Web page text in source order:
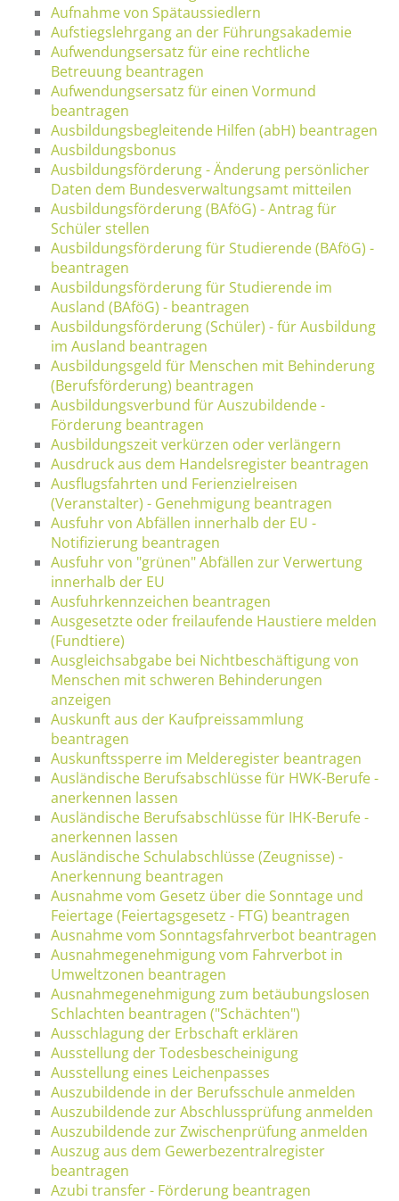
Aufnahme von Spätaussiedlern
Aufstiegslehrgang an der Führungsakademie
Aufwendungsersatz für eine rechtliche
Betreuung beantragen
Aufwendungsersatz für einen Vormund
beantragen
Ausbildungsbegleitende Hilfen (abH) beantragen
Ausbildungsbonus
Ausbildungsförderung - Änderung persönlicher
Daten dem Bundesverwaltungsamt mitteilen
Ausbildungsförderung (BAföG) - Antrag für
Schüler stellen
Ausbildungsförderung für Studierende (BAföG) -
beantragen
Ausbildungsförderung für Studierende im
Ausland (BAföG) - beantragen
Ausbildungsförderung (Schüler) - für Ausbildung
im Ausland beantragen
Ausbildungsgeld für Menschen mit Behinderung
(Berufsförderung) beantragen
Ausbildungsverbund für Auszubildende -
Förderung beantragen
Ausbildungszeit verkürzen oder verlängern
Ausdruck aus dem Handelsregister beantragen
Ausflugsfahrten und Ferienzielreisen
(Veranstalter) - Genehmigung beantragen
Ausfuhr von Abfällen innerhalb der EU -
Notifizierung beantragen
Ausfuhr von "grünen" Abfällen zur Verwertung
innerhalb der EU
Ausfuhrkennzeichen beantragen
Ausgesetzte oder freilaufende Haustiere melden
(Fundtiere)
Ausgleichsabgabe bei Nichtbeschäftigung von
Menschen mit schweren Behinderungen
anzeigen
Auskunft aus der Kaufpreissammlung
beantragen
Auskunftssperre im Melderegister beantragen
Ausländische Berufsabschlüsse für HWK-Berufe -
anerkennen lassen
Ausländische Berufsabschlüsse für IHK-Berufe -
anerkennen lassen
Ausländische Schulabschlüsse (Zeugnisse) -
Anerkennung beantragen
Ausnahme vom Gesetz über die Sonntage und
Feiertage (Feiertagsgesetz - FTG) beantragen
Ausnahme vom Sonntagsfahrverbot beantragen
Ausnahmegenehmigung vom Fahrverbot in
Umweltzonen beantragen
Ausnahmegenehmigung zum betäubungslosen
Schlachten beantragen ("Schächten")
Ausschlagung der Erbschaft erklären
Ausstellung der Todesbescheinigung
Ausstellung eines Leichenpasses
Auszubildende in der Berufsschule anmelden
Auszubildende zur Abschlussprüfung anmelden
Auszubildende zur Zwischenprüfung anmelden
Auszug aus dem Gewerbezentralregister
beantragen
Azubi transfer - Förderung beantragen